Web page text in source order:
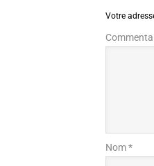
Votre
Nom *